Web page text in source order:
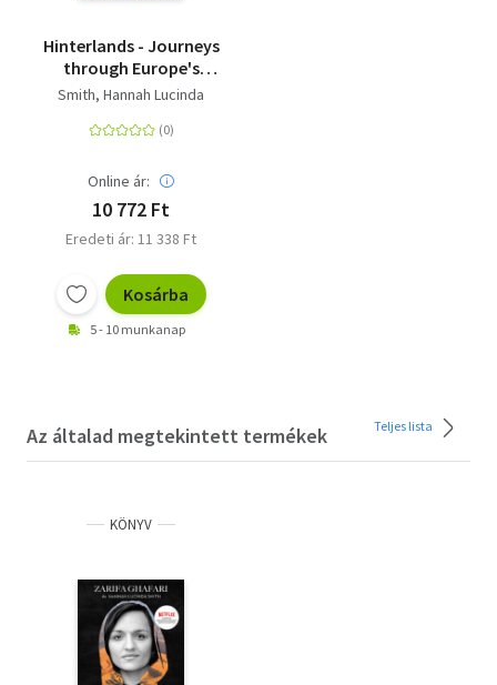
Hinterlands - Journeys
through Europe's
Unfinished Frontiers
Smith, Hannah Lucinda
Online ár:
10 772 Ft
Eredeti ár: 11 338 Ft
Kosárba
5 - 10 munkanap
Az általad megtekintett termékek Teljes lista
KÖNYV